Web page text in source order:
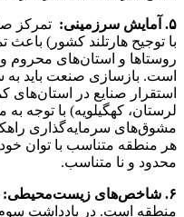
۵. آمایش سرزمینی: تمرکز
با توجیح هارتلند کشور)
روستاها و استان‌های محروم
است. بازسازی صنعت باید
استقرار صنایع در استان‌های
لرستان، کهگیلویه) با توجه
مشوق‌های سرمایه‌گذاری
هر منطقه متناسب با توان
محدود و نا متناسب.
۶. شاخص‌های زیست‌محیطی: